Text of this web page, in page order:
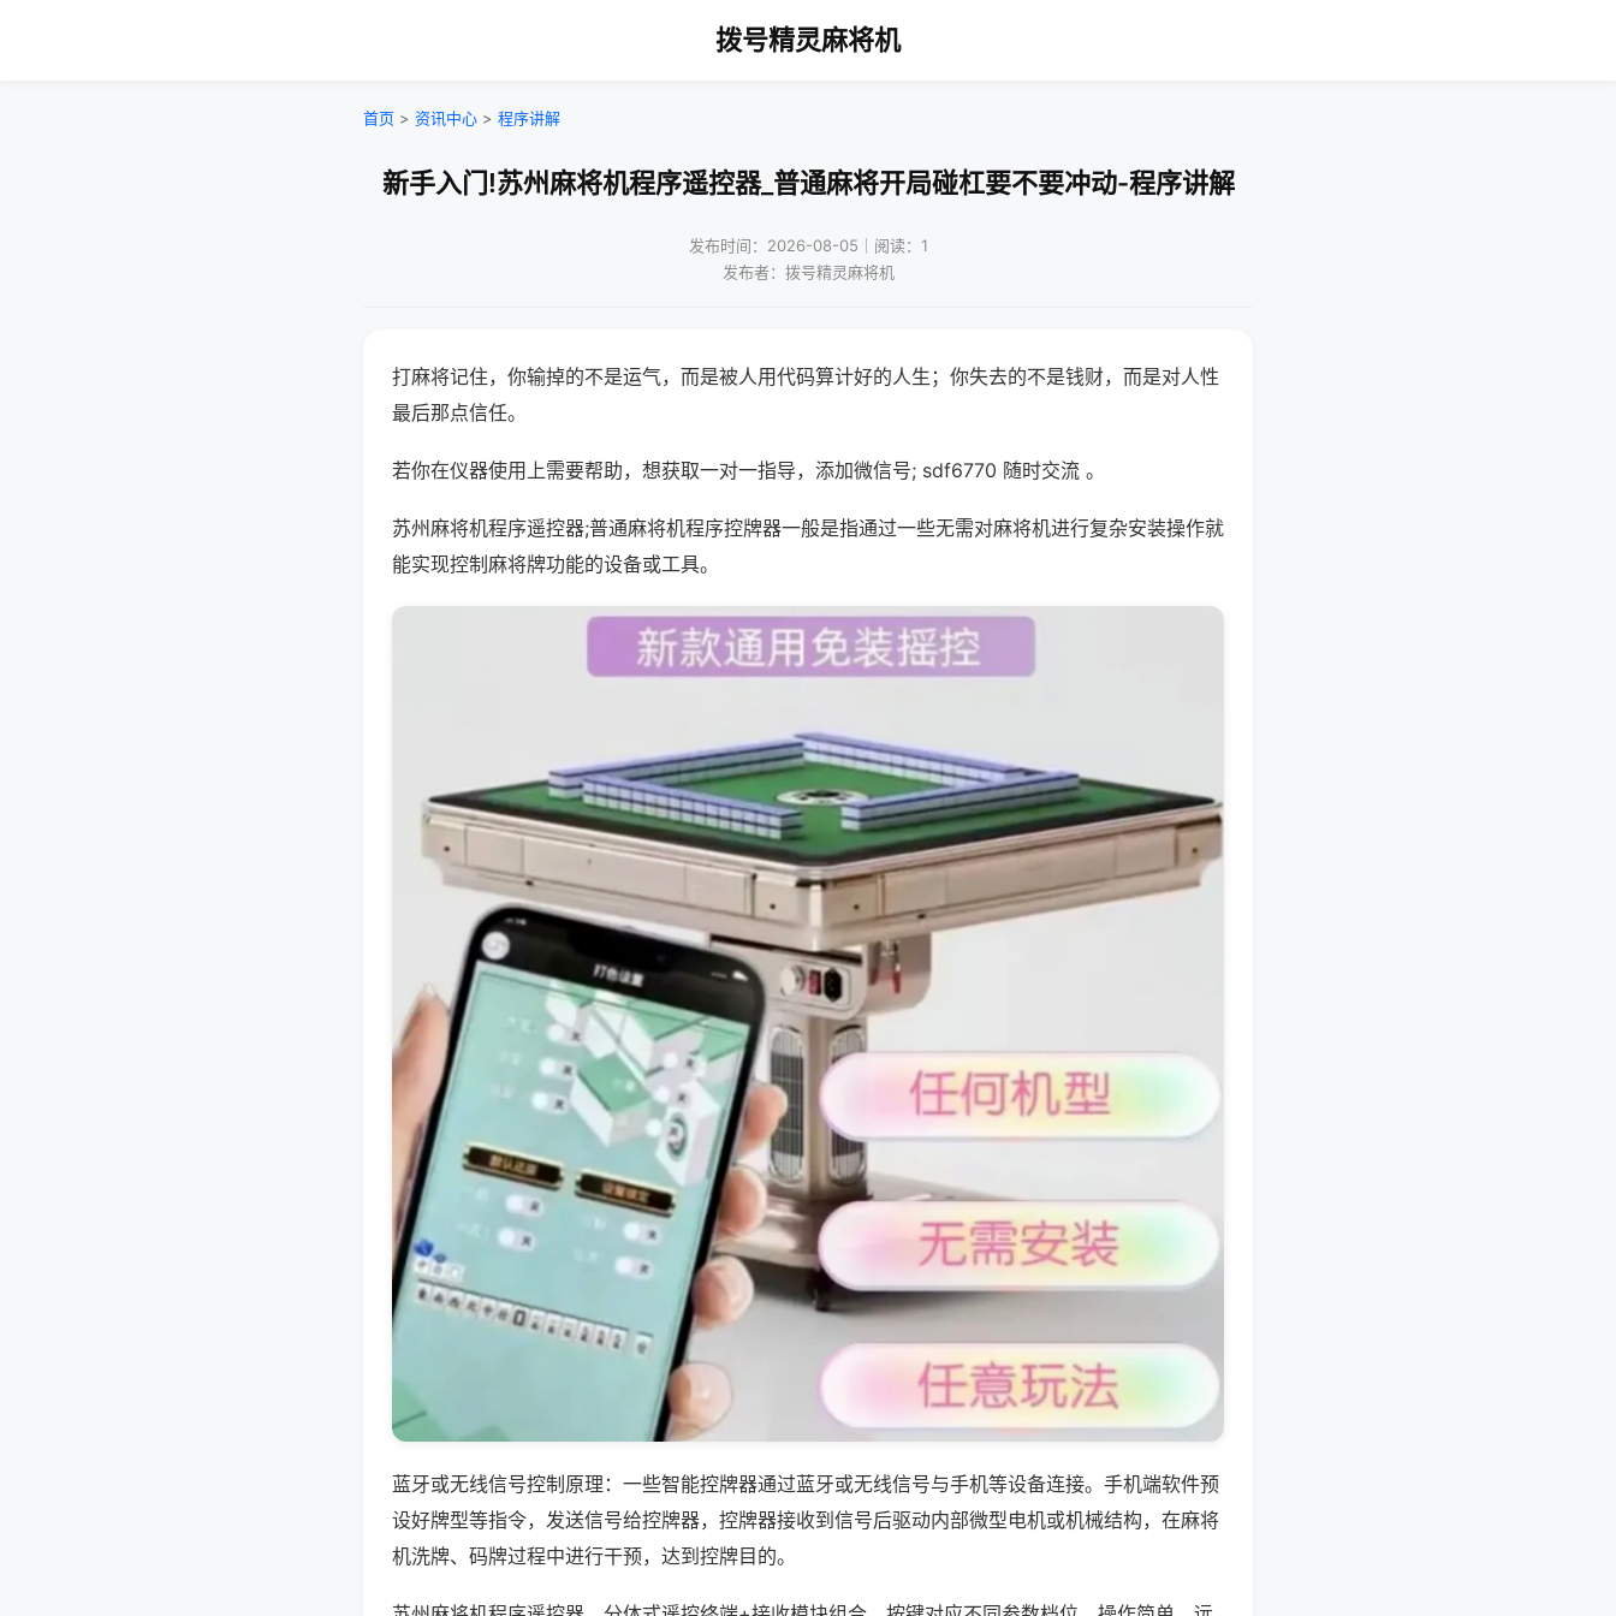
拨号精灵麻将机
首页 > 资讯中心 > 程序讲解
新手入门!苏州麻将机程序遥控器_普通麻将开局碰杠要不要冲动-程序讲解
发布时间：2026-08-05｜阅读：1
发布者：拨号精灵麻将机
打麻将记住，你输掉的不是运气，而是被人用代码算计好的人生；你失去的不是钱财，而是对人性
最后那点信任。
若你在仪器使用上需要帮助，想获取一对一指导，添加微信号; sdf6770 随时交流 。
苏州麻将机程序遥控器;普通麻将机程序控牌器一般是指通过一些无需对麻将机进行复杂安装操作就
能实现控制麻将牌功能的设备或工具。
蓝牙或无线信号控制原理：一些智能控牌器通过蓝牙或无线信号与手机等设备连接。手机端软件预
设好牌型等指令，发送信号给控牌器，控牌器接收到信号后驱动内部微型电机或机械结构，在麻将
机洗牌、码牌过程中进行干预，达到控牌目的。